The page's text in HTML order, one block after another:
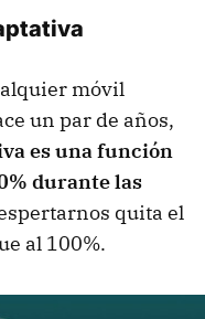
móvil
un par de años,
es una función
durante las
quita el
al 100%.